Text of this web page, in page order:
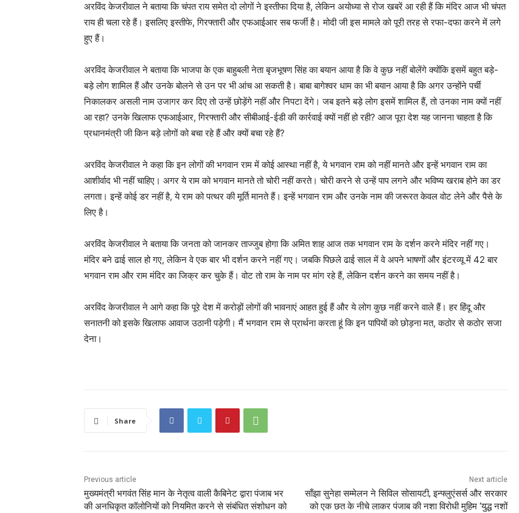
अरविंद केजरीवाल ने बताया कि चंपत राय समेत दो लोगों ने इस्तीफा दिया है, लेकिन अयोध्या से रोज खबरें आ रही हैं कि मंदिर आज भी चंपत
राय ही चला रहे हैं। इसलिए इस्तीफे, गिरफ्तारी और एफआईआर सब फर्जी है। मोदी जी इस मामले को पूरी तरह से रफा-दफा करने में लगे
हुए हैं।
अरविंद केजरीवाल ने बताया कि भाजपा के एक बाहुबली नेता बृजभूषण सिंह का बयान आया है कि वे कुछ नहीं बोलेंगे क्योंकि इसमें बहुत बड़े-
बड़े लोग शामिल हैं और उनके बोलने से उन पर भी आंच आ सकती है। बाबा बागेश्वर धाम का भी बयान आया है कि अगर उन्होंने पर्ची
निकालकर असली नाम उजागर कर दिए तो उन्हें छोड़ेंगे नहीं और निपटा देंगे। जब इतने बड़े लोग इसमें शामिल हैं, तो उनका नाम क्यों नहीं
आ रहा? उनके खिलाफ एफआईआर, गिरफ्तारी और सीबीआई-ईडी की कार्रवाई क्यों नहीं हो रही? आज पूरा देश यह जानना चाहता है कि
प्रधानमंत्री जी किन बड़े लोगों को बचा रहे हैं और क्यों बचा रहे हैं?
अरविंद केजरीवाल ने कहा कि इन लोगों की भगवान राम में कोई आस्था नहीं है, ये भगवान राम को नहीं मानते और इन्हें भगवान राम का
आशीर्वाद भी नहीं चाहिए। अगर ये राम को भगवान मानते तो चोरी नहीं करते। चोरी करने से उन्हें पाप लगने और भविष्य खराब होने का डर
लगता। इन्हें कोई डर नहीं है, ये राम को पत्थर की मूर्ति मानते हैं। इन्हें भगवान राम और उनके नाम की जरूरत केवल वोट लेने और पैसे के
लिए है।
अरविंद केजरीवाल ने बताया कि जनता को जानकर ताज्जुब होगा कि अमित शाह आज तक भगवान राम के दर्शन करने मंदिर नहीं गए।
मंदिर बने ढाई साल हो गए, लेकिन वे एक बार भी दर्शन करने नहीं गए। जबकि पिछले ढाई साल में वे अपने भाषणों और इंटरव्यू में 42 बार
भगवान राम और राम मंदिर का जिक्र कर चुके हैं। वोट तो राम के नाम पर मांग रहे हैं, लेकिन दर्शन करने का समय नहीं है।
अरविंद केजरीवाल ने आगे कहा कि पूरे देश में करोड़ों लोगों की भावनाएं आहत हुई हैं और ये लोग कुछ नहीं करने वाले हैं। हर हिंदू और
सनातनी को इसके खिलाफ आवाज उठानी पड़ेगी। मैं भगवान राम से प्रार्थना करता हूं कि इन पापियों को छोड़ना मत, कठोर से कठोर सजा
देना।
Share
Previous article
मुख्यमंत्री भगवंत सिंह मान के नेतृत्व वाली कैबिनेट द्वारा पंजाब भर
की अनधिकृत कॉलोनियों को नियमित करने से संबंधित संशोधन को
Next article
साँझा सुनेहा सम्मेलन ने सिविल सोसायटी, इन्फ्लुएंसर्स और सरकार
को एक छत के नीचे लाकर पंजाब की नशा विरोधी मुहिम ‘युद्ध नशों